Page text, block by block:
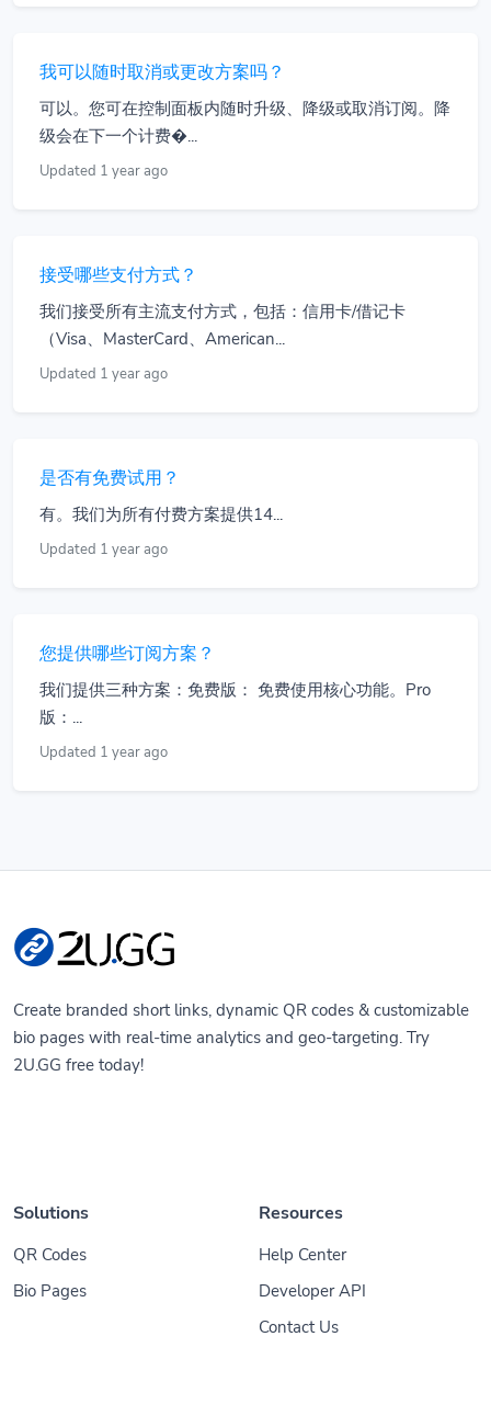
我可以随时取消或更改方案吗？
可以。您可在控制面板内随时升级、降级或取消订阅。降
级会在下一个计费�...
Updated 1 year ago
接受哪些支付方式？
我们接受所有主流支付方式，包括：信用卡/借记卡
（Visa、MasterCard、American...
Updated 1 year ago
是否有免费试用？
有。我们为所有付费方案提供14...
Updated 1 year ago
您提供哪些订阅方案？
我们提供三种方案：免费版： 免费使用核心功能。Pro
版：...
Updated 1 year ago
Create branded short links, dynamic QR codes & customizable
bio pages with real-time analytics and geo-targeting. Try
2U.GG free today!
Solutions
QR Codes
Bio Pages
Resources
Help Center
Developer API
Contact Us